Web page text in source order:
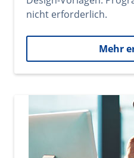
nicht erforderlich.
Mehr